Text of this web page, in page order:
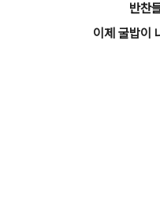
반찬
이제 굴밥이